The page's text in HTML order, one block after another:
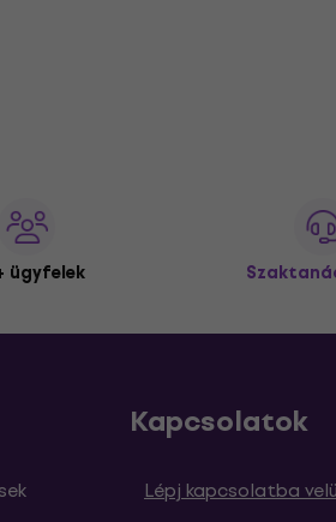
ügyfelek
Kapcsolatok
Lépj kapcsolatba